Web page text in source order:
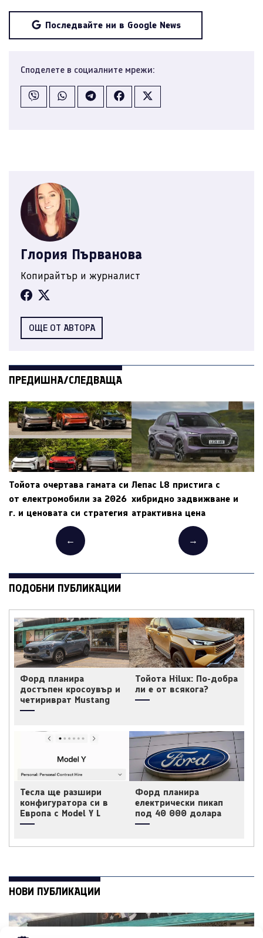
Последвайте ни в Google News
Споделете в социалните мрежи:
Глория Първанова
Копирайтър и журналист
ОЩЕ ОТ АВТОРА
ПРЕДИШНА/СЛЕДВАЩА
Тойота очертава гамата си
от електромобили за 2026
г. и ценовата си стратегия
←
Лепас L8 пристига с
хибридно задвижване и
атрактивна цена
→
ПОДОБНИ ПУБЛИКАЦИИ
Форд планира
достъпен кросоувър и
четириврат Mustang
Тойота Hilux: По-добра
ли е от всякога?
Тесла ще разшири
конфигуратора си в
Европа с Model Y L
Форд планира
електрически пикап
под 40 000 долара
НОВИ ПУБЛИКАЦИИ